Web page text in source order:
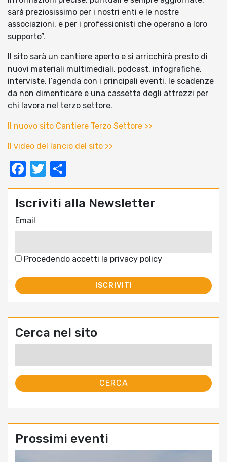
sarà preziosissimo per i nostri enti e le nostre
associazioni, e per i professionisti che operano a loro
supporto”.
Il sito sarà un cantiere aperto e si arricchirà presto di
nuovi materiali multimediali, podcast, infografiche,
interviste, l’agenda con i principali eventi, le scadenze
da non dimenticare e una cassetta degli attrezzi per
chi lavora nel terzo settore.
Il nuovo sito Cantiere Terzo Settore >>
Il video del lancio del sito >>
Facebook
Twitter
Iscriviti alla Newsletter
Email
Procedendo accetti la privacy policy
Cerca nel sito
Prossimi eventi